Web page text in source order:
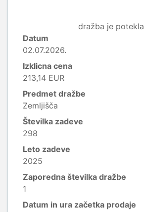
dražba je potekla
Datum
02.07.2026.
Izklicna cena
213,14 EUR
Predmet dražbe
Zemljišča
Številka zadeve
298
Leto zadeve
2025
Zaporedna številka dražbe
1
Datum in ura začetka prodaje